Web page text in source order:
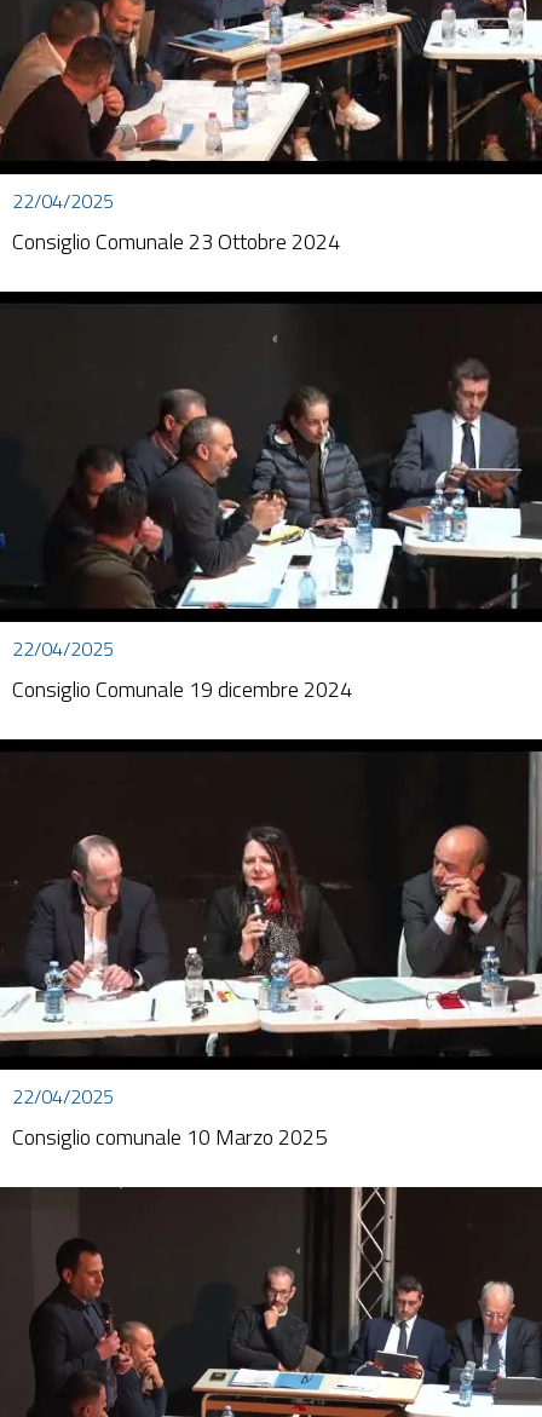
22/04/2025
Consiglio Comunale 23 Ottobre 2024
22/04/2025
Consiglio Comunale 19 dicembre 2024
22/04/2025
Consiglio comunale 10 Marzo 2025